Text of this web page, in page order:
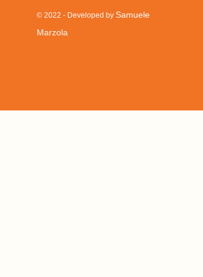
© 2022 - Developed by Samuele
Marzola